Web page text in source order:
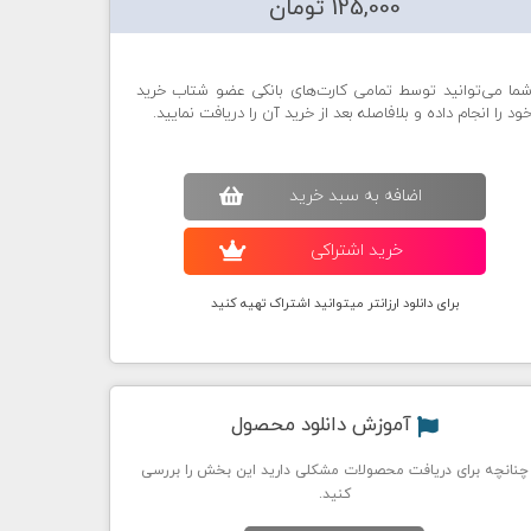
125,000 تومان
شما می‌توانید توسط تمامی کارت‌های بانکی عضو شتاب خرید
خود را انجام داده و بلافاصله بعد از خرید آن را دریافت نمایید.
اضافه به سبد خريد
خريد اشتراکی
برای دانلود ارزانتر میتوانید اشتراک تهیه کنید
آموزش دانلود محصول
چنانچه برای دریافت محصولات مشکلی دارید این بخش را بررسی
کنید.